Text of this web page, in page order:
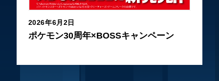
2026年6月2日
ポケモン30周年×BOSSキャンペーン